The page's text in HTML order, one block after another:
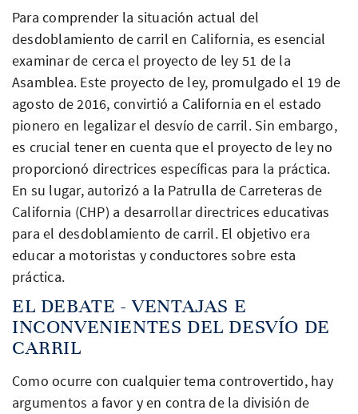
Para comprender la situación actual del
desdoblamiento de carril en California, es esencial
examinar de cerca el proyecto de ley 51 de la
Asamblea. Este proyecto de ley, promulgado el 19 de
agosto de 2016, convirtió a California en el estado
pionero en legalizar el desvío de carril. Sin embargo,
es crucial tener en cuenta que el proyecto de ley no
proporcionó directrices específicas para la práctica.
En su lugar, autorizó a la Patrulla de Carreteras de
California (CHP) a desarrollar directrices educativas
para el desdoblamiento de carril. El objetivo era
educar a motoristas y conductores sobre esta
práctica.
EL DEBATE - VENTAJAS E
INCONVENIENTES DEL DESVÍO DE
CARRIL
Como ocurre con cualquier tema controvertido, hay
argumentos a favor y en contra de la división de